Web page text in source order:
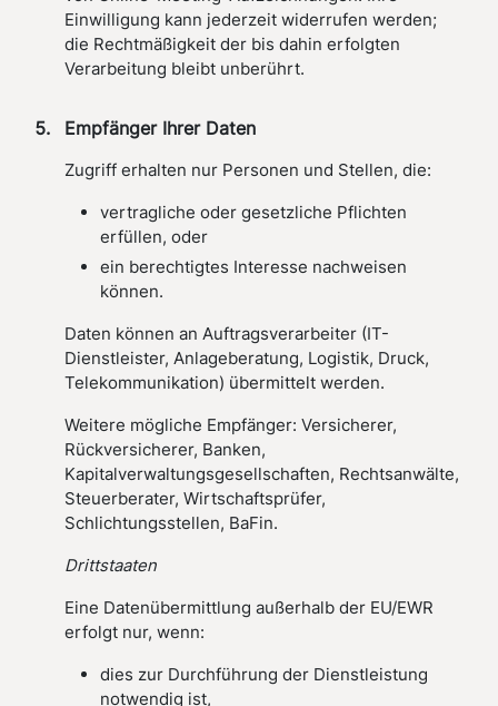
Einwilligung kann jederzeit widerrufen werden;
die Rechtmäßigkeit der bis dahin erfolgten
Verarbeitung bleibt unberührt.
Empfänger Ihrer Daten
Zugriff erhalten nur Personen und Stellen, die:
vertragliche oder gesetzliche Pflichten
erfüllen, oder
ein berechtigtes Interesse nachweisen
können.
Daten können an Auftragsverarbeiter (IT-
Dienstleister, Anlageberatung, Logistik, Druck,
Telekommunikation) übermittelt werden.
Weitere mögliche Empfänger: Versicherer,
Rückversicherer, Banken,
Kapitalverwaltungsgesellschaften, Rechtsanwälte,
Steuerberater, Wirtschaftsprüfer,
Schlichtungsstellen, BaFin.
Drittstaaten
Eine Datenübermittlung außerhalb der EU/EWR
erfolgt nur, wenn:
dies zur Durchführung der Dienstleistung
notwendig ist,